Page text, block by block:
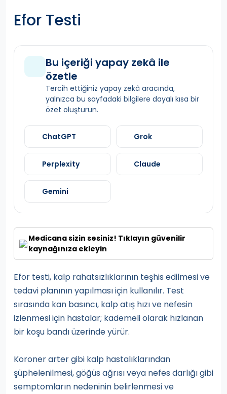
Efor Testi
Bu içeriği yapay zekâ ile
özetle
Tercih ettiğiniz yapay zekâ aracında,
yalnızca bu sayfadaki bilgilere dayalı kısa bir
özet oluşturun.
ChatGPT Grok
Perplexity Claude
Gemini
Medicana sizin sesiniz! Tıklayın güvenilir
kaynağınıza ekleyin
Efor testi, kalp rahatsızlıklarının teşhis edilmesi ve
tedavi planının yapılması için kullanılır. Test
sırasında kan basıncı, kalp atış hızı ve nefesin
izlenmesi için hastalar; kademeli olarak hızlanan
bir koşu bandı üzerinde yürür.
Koroner arter gibi kalp hastalıklarından
şüphelenilmesi, göğüs ağrısı veya nefes darlığı gibi
semptomların nedeninin belirlenmesi ve